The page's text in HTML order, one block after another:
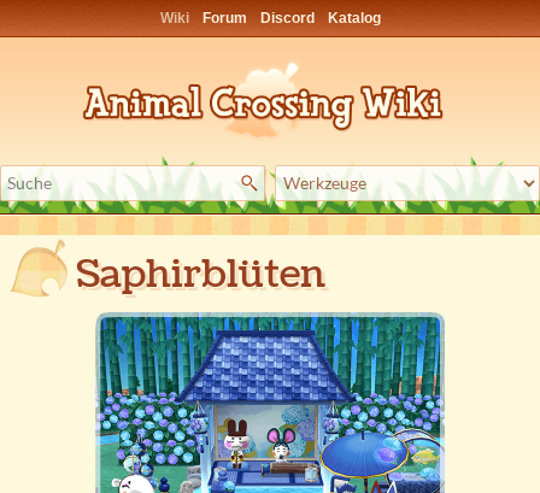
Wiki Forum Discord Katalog
Saphirblüten